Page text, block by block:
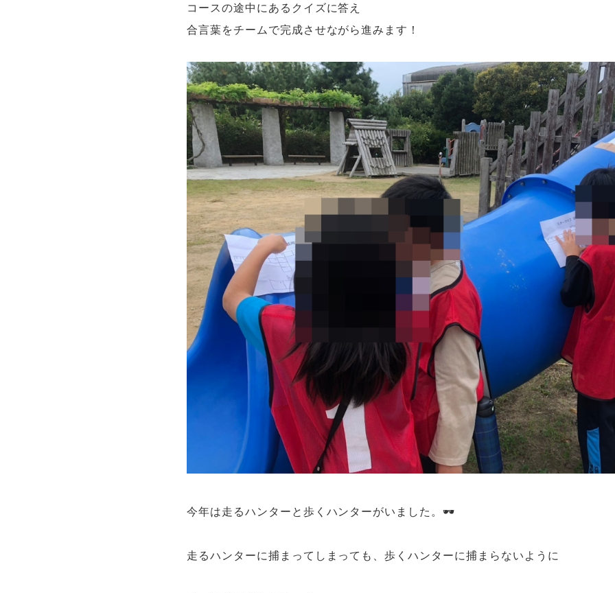
コースの途中にあるクイズに答え
合言葉をチームで完成させながら進みます！
今年は走るハンターと歩くハンターがいました。🕶
走るハンターに捕まってしまっても、歩くハンターに捕まらないように